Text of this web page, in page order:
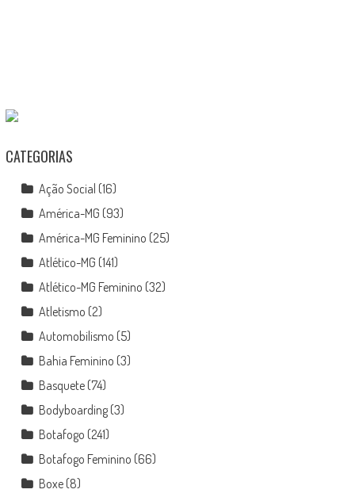
CATEGORIAS
Ação Social (16)
América-MG (93)
América-MG Feminino (25)
Atlético-MG (141)
Atlético-MG Feminino (32)
Atletismo (2)
Automobilismo (5)
Bahia Feminino (3)
Basquete(74)
Bodyboarding(3)
Botafogo (241)
Botafogo Feminino (66)
Boxe(8)